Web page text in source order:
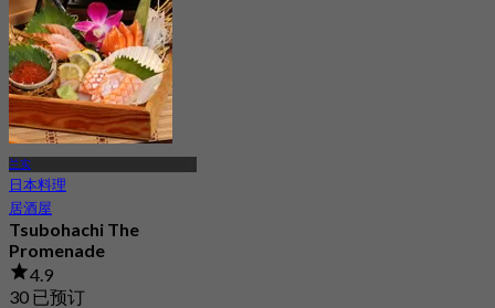
兰实
日本料理
居酒屋
Tsubohachi The
Promenade
4.9
30 已预订